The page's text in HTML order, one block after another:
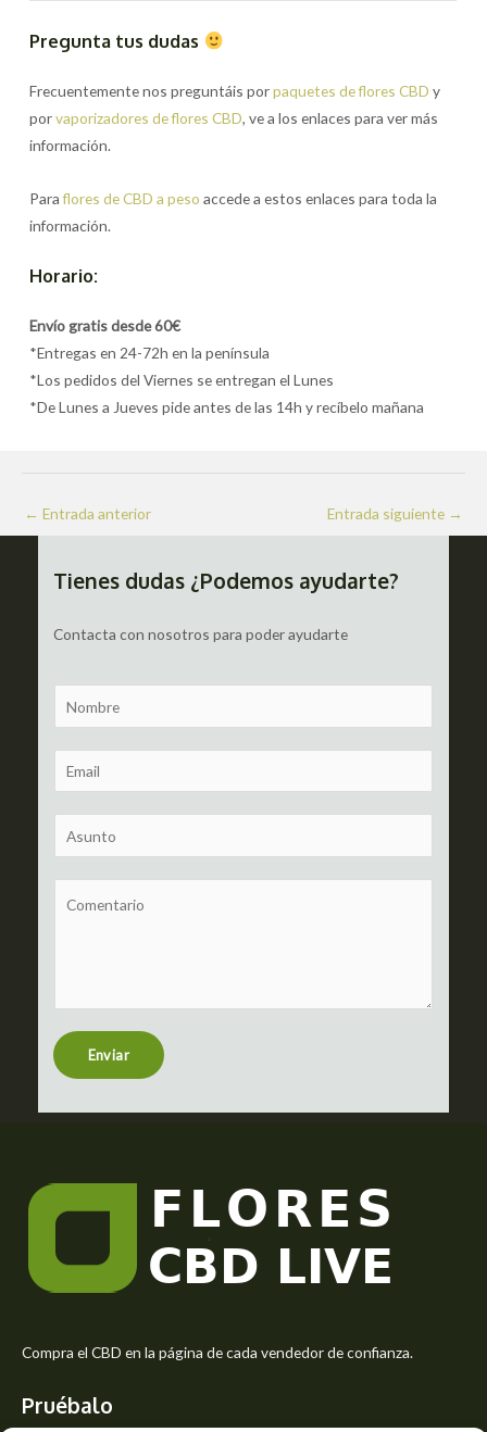
Pregunta tus dudas
Frecuentemente nos preguntáis porpaquetes de flores CBD y
porvaporizadores de flores CBD, ve a los enlaces para ver más
información.
Paraflores de CBD a peso accede a estos enlaces para toda la
información.
Horario:
Envío gratis desde 60€
*Entregas en 24-72h en la península
*Los pedidos del Viernes se entregan el Lunes
*De Lunes a Jueves pide antes de las 14h y recíbelo mañana
Navegación
de
← Entrada anterior Entrada siguiente →
Tienes dudas ¿Podemos ayudarte?
Contacta con nosotros para poder ayudarte
a
m
m
a
u
b
t
r
s
e
Enviar
Compra el CBD en la página de cada vendedor de confianza.
Pruébalo